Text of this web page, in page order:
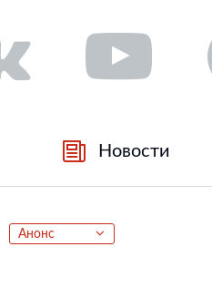
Новости
Анонс